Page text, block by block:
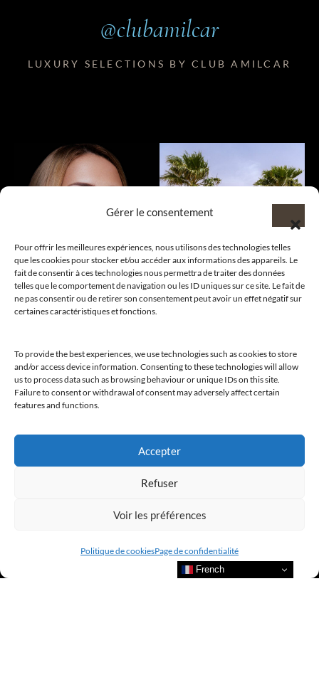
Gérer le consentement
Pour offrir les meilleures expériences, nous utilisons des technologies telles
que les cookies pour stocker et/ou accéder aux informations des appareils. Le
fait de consentir à ces technologies nous permettra de traiter des données
telles que le comportement de navigation ou les ID uniques sur ce site. Le fait de
ne pas consentir ou de retirer son consentement peut avoir un effet négatif sur
certaines caractéristiques et fonctions.
To provide the best experiences, we use technologies such as cookies to store
and/or access device information. Consenting to these technologies will allow
us to process data such as browsing behaviour or unique IDs on this site.
Failure to consent or withdrawal of consent may adversely affect certain
features and functions.
Accepter
Refuser
Voir les préférences
Politique de cookiesPage de confidentialité
@clubamilcar
LUXURY SELECTIONS BY CLUB AMILCAR
Nous contacter et rejoindre le
French